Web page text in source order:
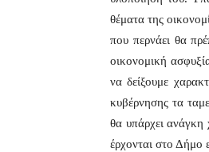
θέματα της
που περνάει θα
οικονομική
να δείξουμε
κυβέρνησης τα
θα υπάρχει
έρχονται στο Δήμο